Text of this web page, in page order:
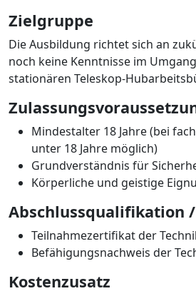
Zielgruppe
Die Ausbildung richtet sich an
noch keine Kenntnisse im
stationären Teleskop-
Mindestalter 18 Jahre (bei
unter 18 Jahre möglich)
Grundverständnis für
Körperliche und geistige
Abschlussqualifikation
Teilnahmezertifikat der
Befähigungsnachweis der
Kostenzusatz